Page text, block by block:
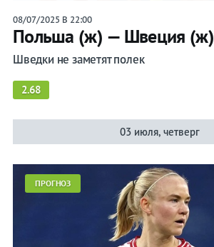
08/07/2025 В 22:00
Польша (ж) — Швеция (ж)
Шведки не заметят полек
2.68
03 июля, четверг
ПРОГНОЗ